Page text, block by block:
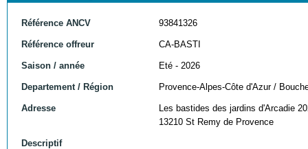
Référence ANCV 93841326
Référence offreur CA-BASTI
Saison / année Eté - 2026
Departement / Région Provence-Alpes-Côte d'Azur /
Adresse
Les bastides des jardins d'Arcadie
13210 St Remy de Provence
Descriptif